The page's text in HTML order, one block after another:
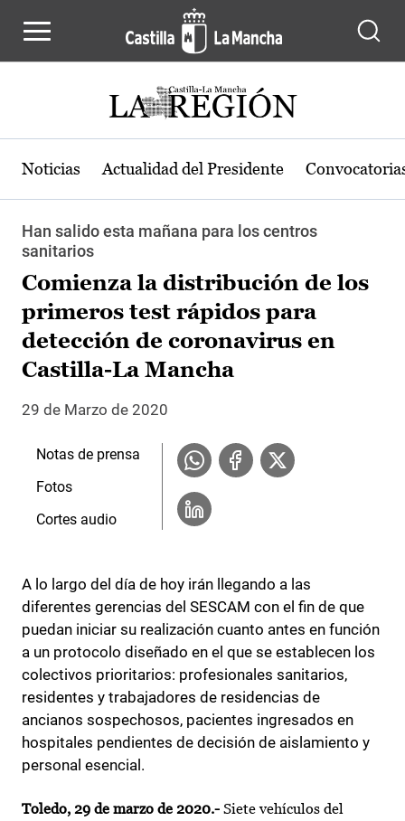
Noticias Actualidad del Presidente
Han salido esta mañana para los centros
sanitarios
Comienza la distribución de los
primeros test rápidos para
detección de coronavirus en
Castilla-La Mancha
29 de Marzo de 2020
A lo largo del día de hoy irán llegando a las
diferentes gerencias del SESCAM con el fin de que
puedan iniciar su realización cuanto antes en función
a un protocolo diseñado en el que se establecen los
colectivos prioritarios: profesionales sanitarios,
residentes y trabajadores de residencias de
ancianos sospechosos, pacientes ingresados en
hospitales pendientes de decisión de aislamiento y
personal esencial.
Toledo, 29 de marzo de 2020.- Siete vehículos del
Notas de prensa
Fotos
Cortes audio